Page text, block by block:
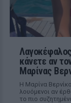
κάνετε αν
Μαρίνας
Η Μαρίνα
λουόμενοι αν
το πιο